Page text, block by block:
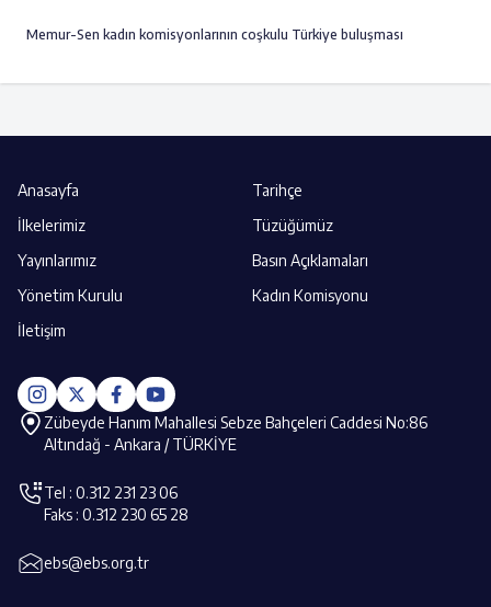
Memur-Sen kadın komisyonlarının coşkulu Türkiye buluşması
Anasayfa
Tarihçe
İlkelerimiz
Tüzüğümüz
Yayınlarımız
Basın Açıklamaları
Yönetim Kurulu
Kadın Komisyonu
İletişim
Zübeyde Hanım Mahallesi Sebze Bahçeleri Caddesi No:86
Altındağ - Ankara / TÜRKİYE
Tel : 0.312 231 23 06
Faks : 0.312 230 65 28
ebs@ebs.org.tr